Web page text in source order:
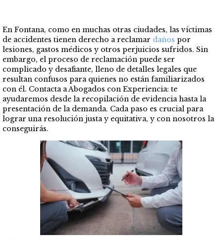
En Fontana, como en muchas otras ciudades, las víctimas
de accidentes tienen derecho a reclamar daños por
lesiones, gastos médicos y otros perjuicios sufridos. Sin
embargo, el proceso de reclamación puede ser
complicado y desafiante, lleno de detalles legales que
resultan confusos para quienes no están familiarizados
con él. Contacta a Abogados con Experiencia: te
ayudaremos desde la recopilación de evidencia hasta la
presentación de la demanda. Cada paso es crucial para
lograr una resolución justa y equitativa, y con nosotros la
conseguirás.